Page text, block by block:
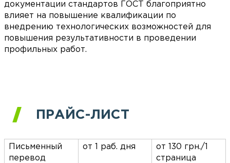
документации стандартов ГОСТ благоприятно
влияет на повышение квалификации по
внедрению технологических возможностей для
повышения результативности в проведении
профильных работ.
ПРАЙС-ЛИСТ
Письменный
перевод
от 1 раб. дня
от 130 грн./1
страница